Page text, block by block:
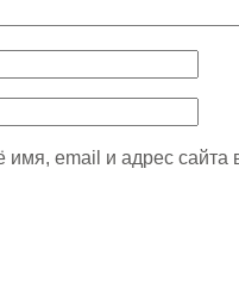
имя, email и адрес